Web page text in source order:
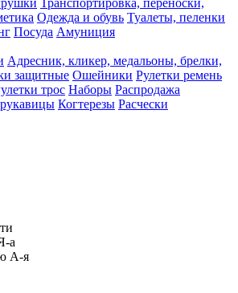
Одежда и обувь Туалеты, пеленки
Посуда Амуниция
Адресник, кликер, медальоны, брелки,
защитные Ошейники Рулетки ремень
трос Наборы Распродажа
Когтерезы Расчески
а
А-я